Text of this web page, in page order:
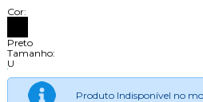
Cor:
Preto
Tamanho:
U
Produto Indisponível no